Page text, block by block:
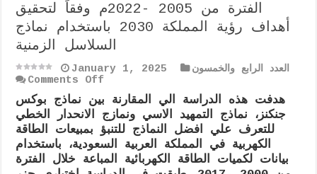
الفترة من 2005 -2022م وفقاً لتحقيق
أهداف رؤية المملكة 2030 باستخدام نماذج
السلاسل الزمنية
January 1, 2025
العدد الرابع والخمسون
Comments Off
دراسة
تحليلية
للتنبؤ
بمبيعات
الطاقة
الكهربائية
في
هدفت هذه الدراسة الي المقارنة بين نماذج بوكس
جنكنز، نماذج التمهيد الاسي ونمازج الانحدار الخطي
للتعرف علي افضل النماذج للتنبؤ بمبيعات الطاقة
الكهربية في المملكة العربية السعودية، باستخدام
بيانات لكميات الطاقة الكهربائية المباعة خلال الفترة